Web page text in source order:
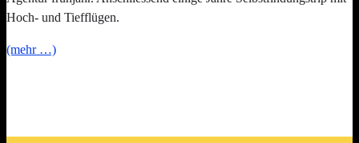
Hoch- und Tiefflügen.
(mehr …)